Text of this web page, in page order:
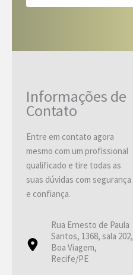
Informações de
Contato
Entre em contato agora
mesmo com um profissional
qualificado e tire todas as
suas dúvidas com segurança
e confiança.
Rua Ernesto de Paula
Santos, 1368, sala 202,
Boa Viagem,
Recife/PE